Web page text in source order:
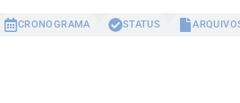
CRONOGRAMA STATUS